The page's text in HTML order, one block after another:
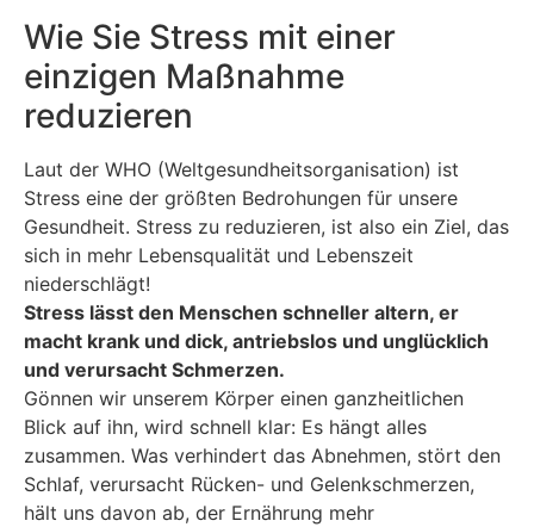
Wie Sie Stress mit einer
einzigen Maßnahme
reduzieren
Laut der WHO (Weltgesundheitsorganisation) ist
Stress eine der größten Bedrohungen für unsere
Gesundheit. Stress zu reduzieren, ist also ein Ziel, das
sich in mehr Lebensqualität und Lebenszeit
niederschlägt!
Stress lässt den Menschen schneller altern, er
macht krank und dick, antriebslos und unglücklich
und verursacht Schmerzen.
Gönnen wir unserem Körper einen ganzheitlichen
Blick auf ihn, wird schnell klar: Es hängt alles
zusammen. Was verhindert das Abnehmen, stört den
Schlaf, verursacht Rücken- und Gelenkschmerzen,
hält uns davon ab, der Ernährung mehr